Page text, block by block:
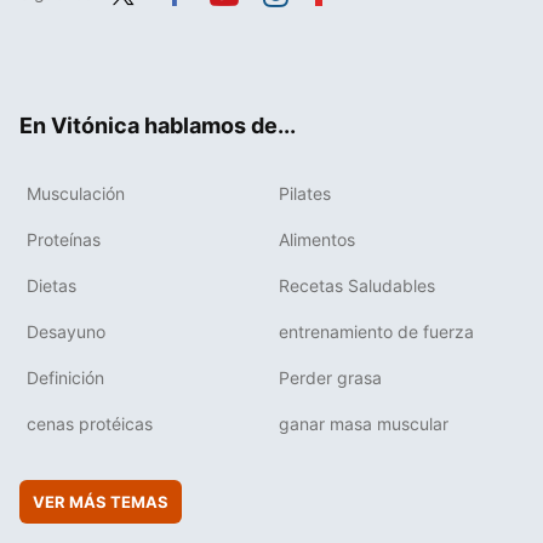
En Vitónica hablamos de...
Musculación Pilates
Proteínas Alimentos
Dietas Recetas Saludables
Desayuno entrenamiento de fuerza
Definición Perder grasa
cenas protéicas ganar masa muscular
VER MÁS TEMAS